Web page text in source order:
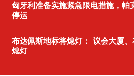
匈牙利准备实施紧急限电措施，帕
停运
布达佩斯地标将熄灯： 议会大厦
熄灯